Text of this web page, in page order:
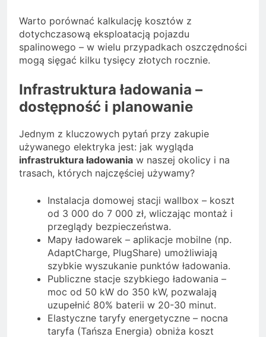
Warto porównać kalkulację kosztów z
dotychczasową eksploatacją pojazdu
spalinowego – w wielu przypadkach oszczędności
mogą sięgać kilku tysięcy złotych rocznie.
Infrastruktura ładowania –
dostępność i planowanie
Jednym z kluczowych pytań przy zakupie
używanego elektryka jest: jak wygląda
infrastruktura ładowania w naszej okolicy i na
trasach, których najczęściej używamy?
Instalacja domowej stacji wallbox – koszt
od 3 000 do 7 000 zł, wliczając montaż i
przeglądy bezpieczeństwa.
Mapy ładowarek – aplikacje mobilne (np.
AdaptCharge, PlugShare) umożliwiają
szybkie wyszukanie punktów ładowania.
Publiczne stacje szybkiego ładowania –
moc od 50 kW do 350 kW, pozwalają
uzupełnić 80% baterii w 20-30 minut.
Elastyczne taryfy energetyczne – nocna
taryfa (Tańsza Energia) obniża koszt